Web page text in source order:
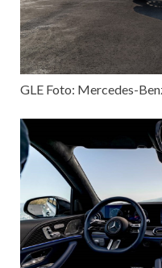
GLE Foto: Mercedes-